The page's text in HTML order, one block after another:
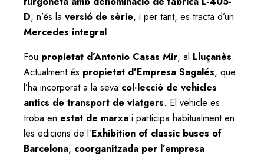
D, n’és la versió de sèrie, i per tant, es tracta d’un
Mercedes integral.
Fou propietat d’Antonio Casas Mir, al Lluçanès.
Actualment és propietat d’Empresa Sagalés, que
l’ha incorporat a la seva col·lecció de vehicles
antics de transport de viatgers. El vehicle es
troba en estat de marxa i participa habitualment en
les edicions de l’Exhibition of classic buses of
Barcelona, coorganitzada per l’empresa